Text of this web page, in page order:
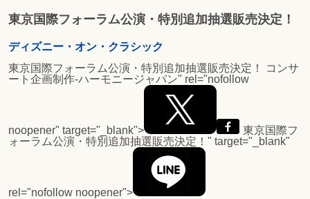
東京国際フォーラム公演・特別追加抽選販売決定！
ディズニー・オン・クラシック
東京国際フォーラム公演・特別追加抽選販売決定！
コンサ
ート企画制作-ハーモニージャパン" rel="nofollow
noopener" target="_blank">
東京国際フ
ォーラム公演・特別追加抽選販売決定！" target="_blank"
rel="nofollow noopener">